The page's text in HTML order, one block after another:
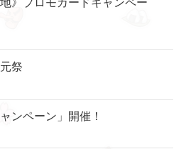
祭
ンペーン」開催！